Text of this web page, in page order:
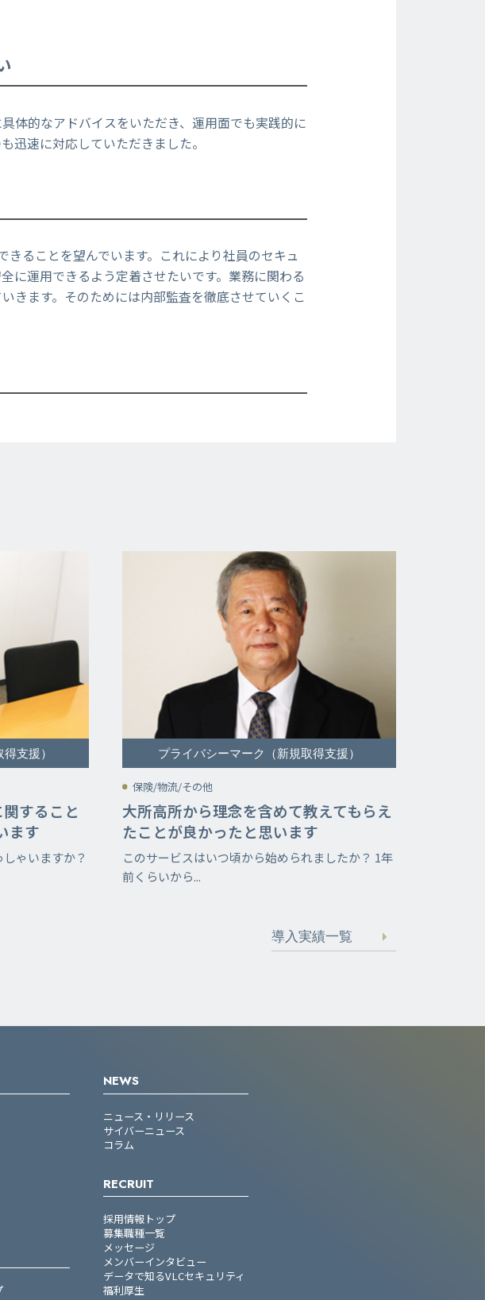
体的なアドバイスをいただき、運用面でも実践的に
迅速に対応していただきました。
ることを望んでいます。これにより社員のセキュ
に運用できるよう定着させたいです。業務に関わる
きます。そのためには内部監査を徹底させていくこ
支援）
すること
ます
ゃいますか？
プライバシーマーク（新規取得支援）
保険/物流/その他
大所高所から理念を含めて教えてもらえ
たことが良かったと思います
このサービスはいつ頃から始められましたか？ 1年
前くらいから...
導入実績一覧
NEWS
ニュース・リリース
サイバーニュース
コラム
RECRUIT
採用情報トップ
募集職種一覧
メッセージ
メンバーインタビュー
データで知るVLCセキュリティ
福利厚生